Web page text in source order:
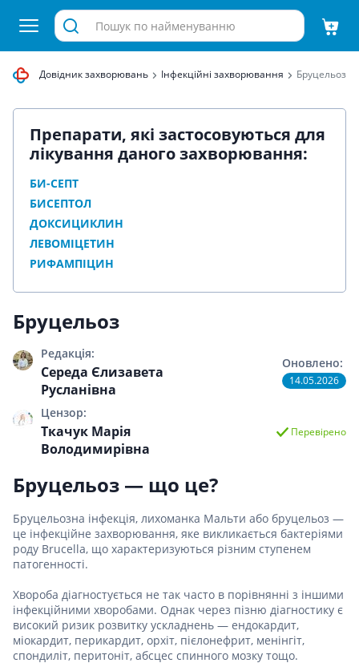
Довідник захворювань Інфекційні захворювання Бруцельоз
Препарати, які застосовуються для
лікування даного захворювання:
БИ-СЕПТ
БИСЕПТОЛ
ДОКСИЦИКЛИН
ЛЕВОМІЦЕТИН
РИФАМПІЦИН
Бруцельоз
Редакція:
Середа Єлизавета
Русланівна
Цензор:
Ткачук Марія
Володимирівна
Оновлено:
14.05.2026
Перевірено
Бруцельоз — що це?
Бруцельозна інфекція, лихоманка Мальти або бруцельоз —
це інфекційне захворювання, яке викликається бактеріями
роду Brucella, що характеризуються різним ступенем
патогенності.
Хвороба діагностується не так часто в порівнянні з іншими
інфекційними хворобами. Однак через пізню діагностику є
високий ризик розвитку ускладнень — ендокардит,
міокардит, перикардит, орхіт, пієлонефрит, менінгіт,
спондиліт, перитоніт, абсцес спинного мозку тощо.